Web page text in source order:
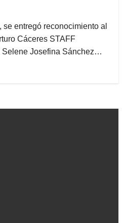
entregó reconocimiento al
Cáceres STAFF
Selene Josefina Sánchez…